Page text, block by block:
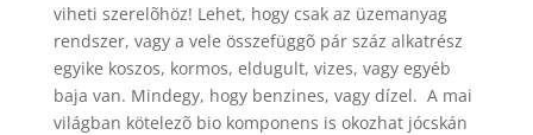
viheti szerelõhöz! Lehet, hogy csak az üzemanyag
rendszer, vagy a vele összefüggõ pár száz alkatrész
egyike koszos, kormos, eldugult, vizes, vagy egyéb
baja van. Mindegy, hogy benzines, vagy dízel. A mai
világban kötelezõ bio komponens is okozhat jócskán